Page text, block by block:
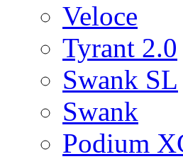
Veloce
Tyrant 2.0
Swank SL
Swank
Podium